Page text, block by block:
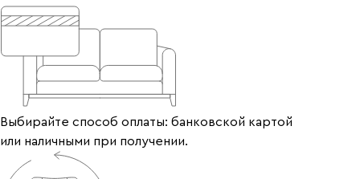
Выбирайте способ оплаты: банковской картой
или наличными при получении.